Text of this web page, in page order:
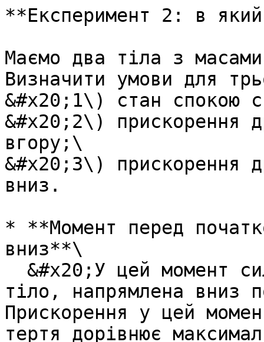
**Експеримент 2: в
Маємо два тiла з
Визначити умови для
&#x20;1\) стан спокою
&#x20;2\) прискорення
вгору;\
&#x20;3\) прискорення
вниз.
* **Момент перед
вниз**\
тiло, напрямлена вниз
Прискорення у цей
тертя дорiвнює